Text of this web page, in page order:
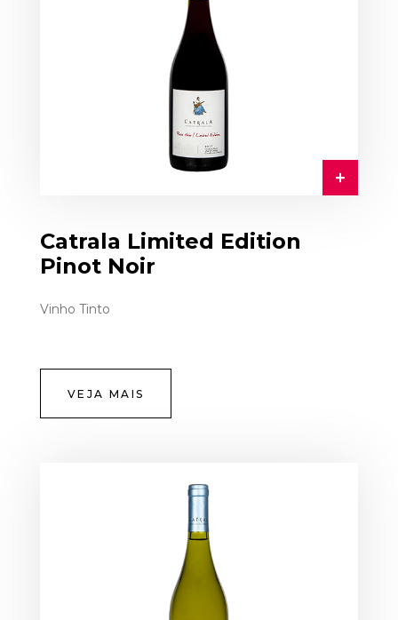
Catrala Limited Edition
Pinot Noir
Vinho Tinto
VEJA MAIS